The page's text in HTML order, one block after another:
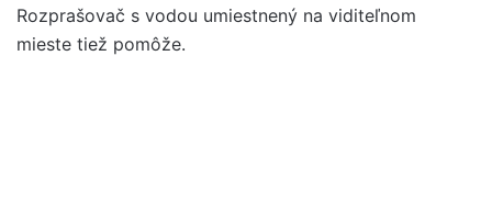
Rozprašovač s vodou umiestnený na viditeľnom
mieste tiež pomôže.